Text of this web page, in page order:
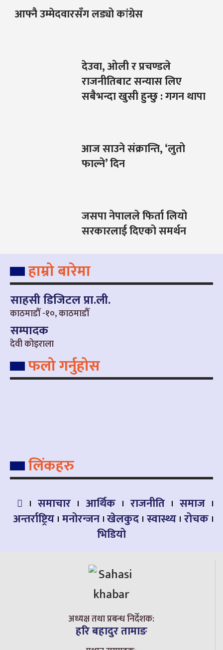
आफ्नै उम्मेदवारसँग लड्यो कांग्रेस
देउवा, ओली र प्रचण्डले
राजनीतिबाट सन्यास लिए
सबैभन्दा खुसी हुन्छु : गगन थापा
आज साउने संक्रान्ति, ‘लुतो
फाल्ने’ दिन
जसपा नेपालले फिर्ता लियो
सरकारलाई दिएको समर्थन
हाम्रो बारेमा
साहसी डिजिटल प्रा.ली.
काठमाडौँ -१०, काठमाडौँ
सम्पादक
देवी कोइराला
फलो गर्नुहोस
लिंकहरु
समाचार आर्थिक राजनीति
समाज
अन्तर्राष्ट्रिय मनोरन्जन खेलकुद स्वास्थ्य रोचक
भिडियो
अध्यक्ष तथा प्रबन्ध निर्देशक:
हरि बहादुर तामाङ